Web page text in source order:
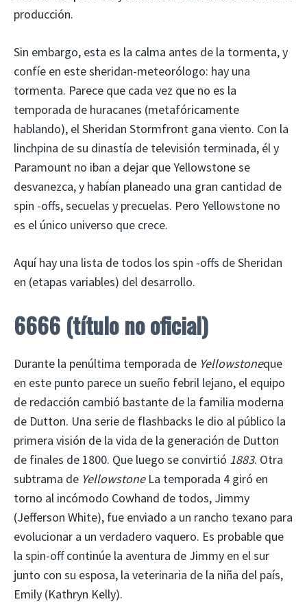
producción.
Sin embargo, esta es la calma antes de la tormenta, y
confíe en este sheridan-meteorólogo: hay una
tormenta. Parece que cada vez que no es la
temporada de huracanes (metafóricamente
hablando), el Sheridan Stormfront gana viento. Con la
linchpina de su dinastía de televisión terminada, él y
Paramount no iban a dejar que Yellowstone se
desvanezca, y habían planeado una gran cantidad de
spin -offs, secuelas y precuelas. Pero Yellowstone no
es el único universo que crece.
Aquí hay una lista de todos los spin -offs de Sheridan
en (etapas variables) del desarrollo.
6666 (título no oficial)
Durante la penúltima temporada de Yellowstoneque
en este punto parece un sueño febril lejano, el equipo
de redacción cambió bastante de la familia moderna
de Dutton. Una serie de flashbacks le dio al público la
primera visión de la vida de la generación de Dutton
de finales de 1800. Que luego se convirtió 1883. Otra
subtrama de Yellowstone La temporada 4 giró en
torno al incómodo Cowhand de todos, Jimmy
(Jefferson White), fue enviado a un rancho texano para
evolucionar a un verdadero vaquero. Es probable que
la spin-off continúe la aventura de Jimmy en el sur
junto con su esposa, la veterinaria de la niña del país,
Emily (Kathryn Kelly).